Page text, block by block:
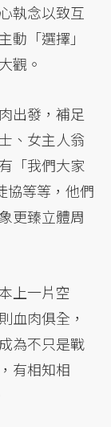
執念以致互
動「選擇」
觀。
出發，補足
、女主人翁
「我們大家
協等等，他們
更臻立體周
上一片空
血肉俱全，
為不只是戰
有相知相